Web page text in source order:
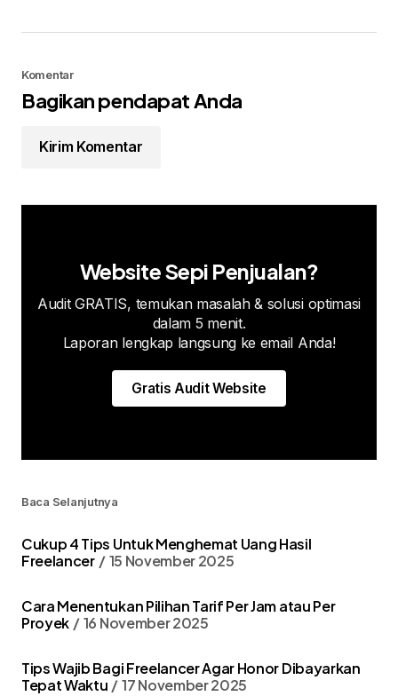
Komentar
Bagikan pendapat Anda
Kirim Komentar
Website Sepi Penjualan?
Audit GRATIS, temukan masalah & solusi optimasi
dalam 5 menit.
Laporan lengkap langsung ke email Anda!
Gratis Audit Website
Baca Selanjutnya
Cukup 4 Tips Untuk Menghemat Uang Hasil
Freelancer
15 November 2025
Cara Menentukan Pilihan Tarif Per Jam atau Per
Proyek
16 November 2025
Tips Wajib Bagi Freelancer Agar Honor Dibayarkan
Tepat Waktu
17 November 2025